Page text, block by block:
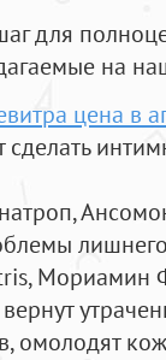
для
на
цена в
сделать
Мориамин
омолодят